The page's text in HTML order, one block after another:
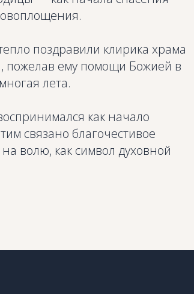
поздравили клирика храма
пожелав ему помощи Божией в
лета.
как начало
связано благочестивое
волю, как символ духовной